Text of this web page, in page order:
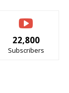
22,800
Subscribers